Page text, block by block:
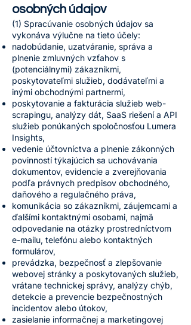
osobných údajov
(1) Spracúvanie osobných údajov sa
vykonáva výlučne na tieto účely:
nadobúdanie, uzatváranie, správa a
plnenie zmluvných vzťahov s
(potenciálnymi) zákazníkmi,
poskytovateľmi služieb, dodávateľmi a
inými obchodnými partnermi,
poskytovanie a fakturácia služieb web-
scrapingu, analýzy dát, SaaS riešení a API
služieb ponúkaných spoločnosťou Lumera
Insights,
vedenie účtovníctva a plnenie zákonných
povinností týkajúcich sa uchovávania
dokumentov, evidencie a zverejňovania
podľa právnych predpisov obchodného,
daňového a regulačného práva,
komunikácia so zákazníkmi, záujemcami a
ďalšími kontaktnými osobami, najmä
odpovedanie na otázky prostredníctvom
e-mailu, telefónu alebo kontaktných
formulárov,
prevádzka, bezpečnosť a zlepšovanie
webovej stránky a poskytovaných služieb,
vrátane technickej správy, analýzy chýb,
detekcie a prevencie bezpečnostných
incidentov alebo útokov,
zasielanie informačnej a marketingovej